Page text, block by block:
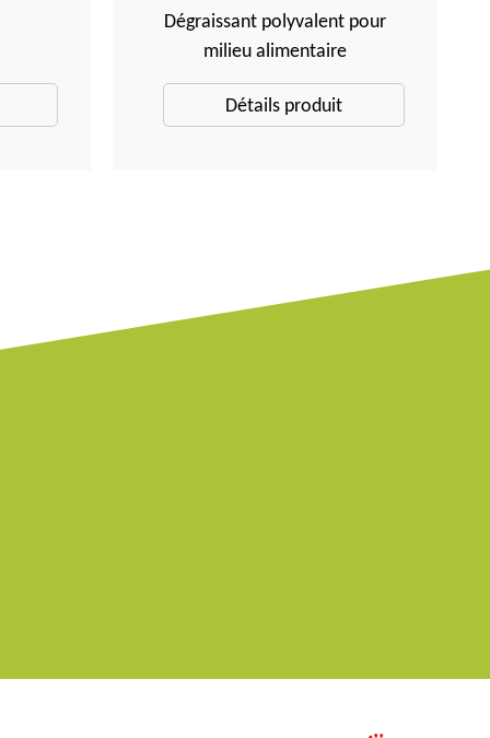
Dégraissant polyvalent pour
milieu alimentaire
Détails produit